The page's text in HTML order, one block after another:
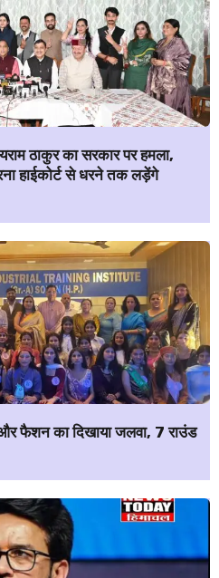
ठाकुर का सरकार पर हमला,
हाईकोर्ट से धरने तक लड़ेंगे
फैशन का दिखाया जलवा, 7 राउंड